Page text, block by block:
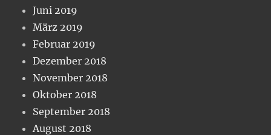
Juni 2019
März 2019
Februar 2019
Dezember 2018
November 2018
Oktober 2018
September 2018
August 2018